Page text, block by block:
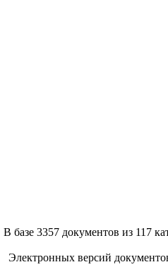
В базе 3357 документов из 117
Электронных версий